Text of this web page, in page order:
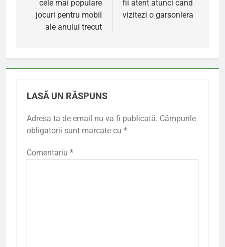
articole
cele mai populare
jocuri pentru mobil
ale anului trecut
fii atent atunci cand
vizitezi o garsoniera
LASĂ UN RĂSPUNS
Adresa ta de email nu va fi publicată. Câmpurile
obligatorii sunt marcate cu *
Comentariu *